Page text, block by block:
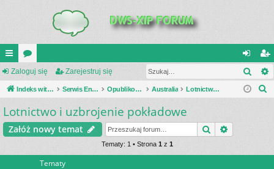
UI
C
K
_L
or
a
al
og
ar
ej
Zaloguj się Zarejestruj się
Indeks witryny Serwis Encyklopedia Uzbrojenia Opublikowane zestawienia Australia Lotnictwo i uzbrojenie pokładowe
j
Lotnictwo i uzbrojenie pokładowe
Załóż nowy temat Szukaj
Tematy: 1 • Strona 1 z 1
Tematy